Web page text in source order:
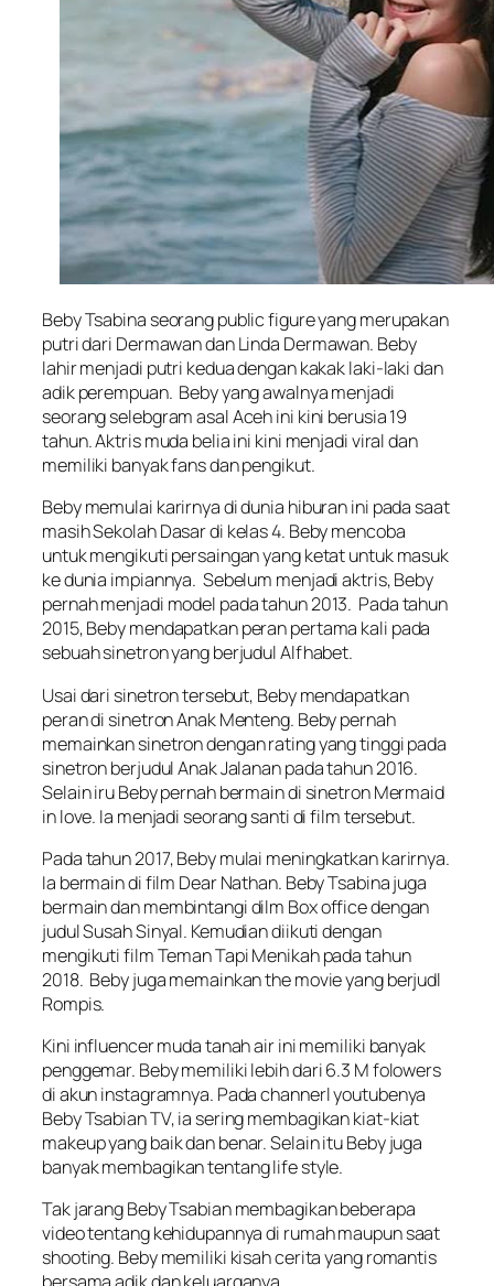
Beby Tsabina seorang public figure yang merupakan
putri dari Dermawan dan Linda Dermawan. Beby
lahir menjadi putri kedua dengan kakak laki-laki dan
adik perempuan. Beby yang awalnya menjadi
seorang selebgram asal Aceh ini kini berusia 19
tahun. Aktris muda belia ini kini menjadi viral dan
memiliki banyak fans dan pengikut.
Beby memulai karirnya di dunia hiburan ini pada saat
masih Sekolah Dasar di kelas 4. Beby mencoba
untuk mengikuti persaingan yang ketat untuk masuk
ke dunia impiannya. Sebelum menjadi aktris, Beby
pernah menjadi model pada tahun 2013. Pada tahun
2015, Beby mendapatkan peran pertama kali pada
sebuah sinetron yang berjudul Alfhabet.
Usai dari sinetron tersebut, Beby mendapatkan
peran di sinetron Anak Menteng. Beby pernah
memainkan sinetron dengan rating yang tinggi pada
sinetron berjudul Anak Jalanan pada tahun 2016.
Selain iru Beby pernah bermain di sinetron Mermaid
in love. Ia menjadi seorang santi di film tersebut.
Pada tahun 2017, Beby mulai meningkatkan karirnya.
Ia bermain di film Dear Nathan. Beby Tsabina juga
bermain dan membintangi dilm Box office dengan
judul Susah Sinyal. Kemudian diikuti dengan
mengikuti film Teman Tapi Menikah pada tahun
2018. Beby juga memainkan the movie yang berjudl
Rompis.
Kini influencer muda tanah air ini memiliki banyak
penggemar. Beby memiliki lebih dari 6.3 M folowers
di akun instagramnya. Pada channerl youtubenya
Beby Tsabian TV, ia sering membagikan kiat-kiat
makeup yang baik dan benar. Selain itu Beby juga
banyak membagikan tentang life style.
Tak jarang Beby Tsabian membagikan beberapa
video tentang kehidupannya di rumah maupun saat
shooting. Beby memiliki kisah cerita yang romantis